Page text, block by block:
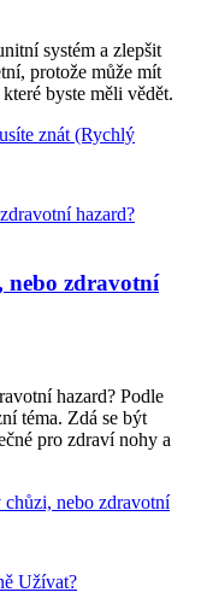
systém a zlepšit
protože může mít
byste měli vědět.
znát (Rychlý
nebo zdravotní
hazard? Podle
téma. Zdá se být
pro zdraví nohy a
nebo zdravotní